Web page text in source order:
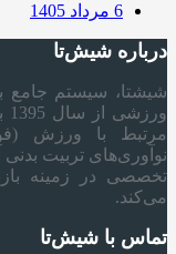
6 مرداد 1405
درباره شیش‌تا
شیشتا، سیستم جامع
مرتبط با ورزش
نوآوری‌های تربیت
تخصصی در زمینه
می‌کند.
تماس با شیش‌تا